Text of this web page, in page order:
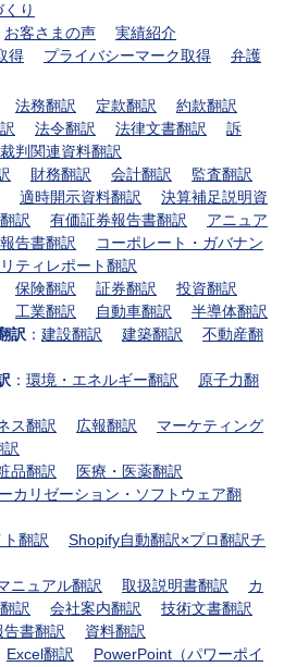
り
お客さまの声
実績紹介
得 プライバシーマーク取得
弁護
法務翻訳 定款翻訳
約款翻訳
法令翻訳 法律文書翻訳
訴
裁判関連資料翻訳
財務翻訳 会計翻訳
監査翻訳
適時開示資料翻訳
決算補足説明資
訳 有価証券報告書翻訳
アニュア
告書翻訳
コーポレート・ガバナン
ティレポート翻訳
保険翻訳 証券翻訳
投資翻訳
工業翻訳 自動車翻訳
半導体翻訳
訳 ： 建設翻訳 建築翻訳
不動産翻
： 環境・エネルギー翻訳
原子力翻
ス翻訳 広報翻訳
マーケティング
品翻訳
医療・医薬翻訳
カリゼーション・ソフトウェア翻
翻訳
Shopify自動翻訳×プロ翻訳チ
ニュアル翻訳 取扱説明書翻訳
カ
訳 会社案内翻訳
技術文書翻訳
告書翻訳
資料翻訳
Excel翻訳
PowerPoint（パワーポイ